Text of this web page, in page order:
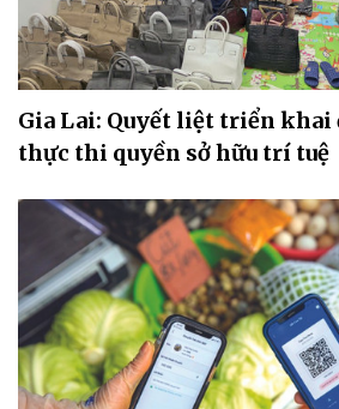
Gia Lai: Quyết liệt triển khai
thực thi quyền sở hữu trí tuệ